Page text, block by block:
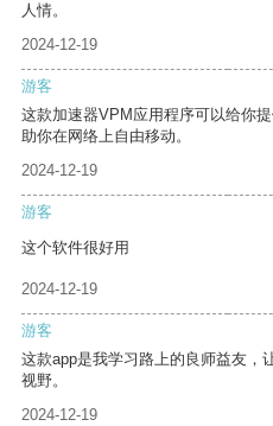
人情。
2024-12-19
游客
这款加速器VPM应用程序可以给你
助你在网络上自由移动。
2024-12-19
游客
这个软件很好用
2024-12-19
游客
这款app是我学习路上的良师益友，
视野。
2024-12-19